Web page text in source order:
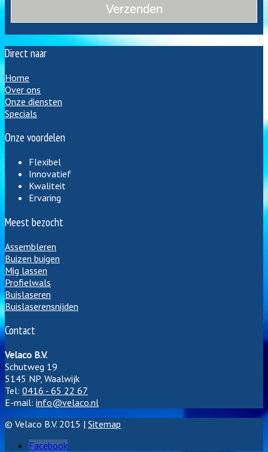
Direct naar
Home
Over ons
Onze diensten
Specials
Onze voordelen
Flexibel
Innovatief
Kwaliteit
Ervaring
Meest bezocht
Assembleren
Buizen buigen
Mig lassen
Profielwals
Buislaseren
Buislaserensnijden
Contact
Velaco B.V.
Schutweg 19
5145 NP, Waalwijk
Tel: 0416 - 65 22 67
E-mail: info@velaco.nl
© Velaco B.V. 2015 | Sitemap
Facebook